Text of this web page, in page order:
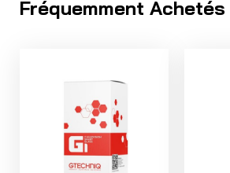
Fréquemment